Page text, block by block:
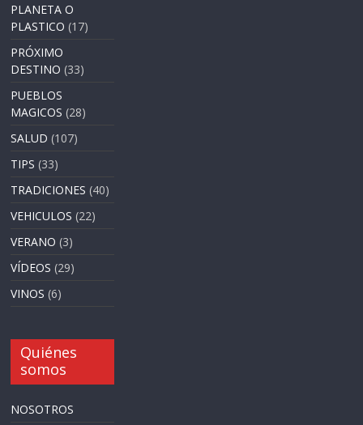
PLANETA O
PLASTICO (17)
PRÓXIMO
DESTINO (33)
PUEBLOS
MAGICOS (28)
SALUD (107)
TIPS (33)
TRADICIONES (40)
VEHICULOS (22)
VERANO (3)
VÍDEOS (29)
VINOS (6)
Quiénes
somos
NOSOTROS